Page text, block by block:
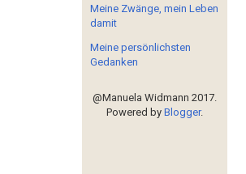
Meine Zwänge, mein Leben
damit
Meine persönlichsten
Gedanken
@Manuela Widmann 2017.
Powered by Blogger.